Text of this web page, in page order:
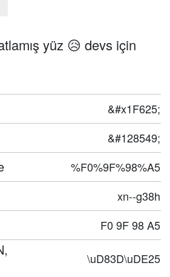
yüz 😥 devs için
&#x1F625;
&#128549;
%F0%9F%98%A5
xn--g38h
F0 9F 98 A5
\uD83D\uDE25